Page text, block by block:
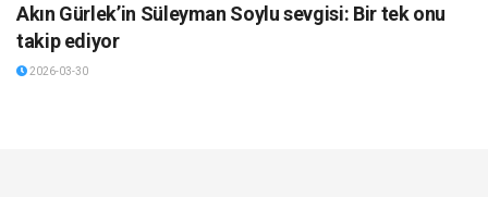
Akın Gürlek’in Süleyman Soylu sevgisi: Bir tek onu
takip ediyor
2026-03-30